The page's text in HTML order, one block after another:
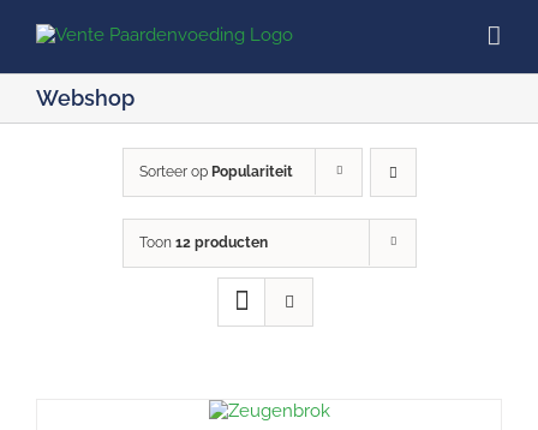
Webshop
Sorteer op Populariteit
Toon 12 producten